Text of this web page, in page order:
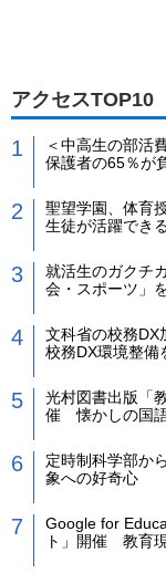
アクセスTOP10
＜中高生の部活
保護者の65％が
聖望学園、体育
生徒が活躍でき
就活生のガクチ
会・スポーツ」
文科省の校務DX
校務DX環境整備
光村図書出版「
催 懐かしの国
定時制科学部か
象への好奇心
Google for
ト」開催 教育